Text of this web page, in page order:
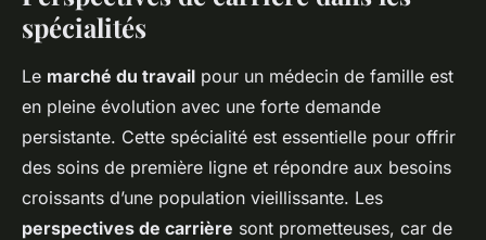
spécialités
Le marché du travail pour un médecin de famille est
en pleine évolution avec une forte demande
persistante. Cette spécialité est essentielle pour offrir
des soins de première ligne et répondre aux besoins
croissants d’une population vieillissante. Les
perspectives de carrière sont prometteuses, car de